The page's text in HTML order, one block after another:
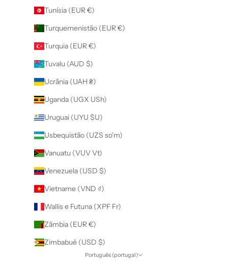
Tunísia (EUR €)
Turquemenistão (EUR €)
Turquia (EUR €)
Tuvalu (AUD $)
Ucrânia (UAH ₴)
Uganda (UGX USh)
Uruguai (UYU $U)
Usbequistão (UZS so'm)
Vanuatu (VUV Vt)
Venezuela (USD $)
Vietname (VND ₫)
Wallis e Futuna (XPF Fr)
Zâmbia (EUR €)
Zimbabué (USD $)
Português (portugal)